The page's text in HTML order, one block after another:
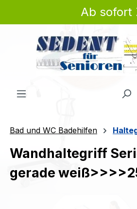
Zum Hauptinhalt springenAb sofort
Bad und WC Badehilfen
Wandhaltegriff
gerade